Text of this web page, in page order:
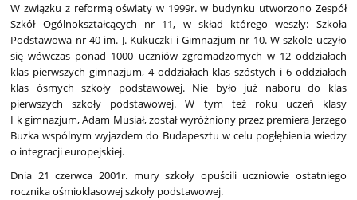
W związku z reformą oświaty w 1999r. w budynku utworzono Zespół
Szkół Ogólnokształcących nr 11, w skład którego weszły: Szkoła
Podstawowa nr 40 im. J. Kukuczki i Gimnazjum nr 10. W szkole uczyło
się wówczas ponad 1000 uczniów zgromadzomych w 12 oddziałach
klas pierwszych gimnazjum, 4 oddziałach klas szóstych i 6 oddziałach
klas ósmych szkoły podstawowej. Nie było już naboru do klas
pierwszych szkoły podstawowej. W tym też roku uczeń klasy
I k gimnazjum, Adam Musiał, został wyróżniony przez premiera Jerzego
Buzka wspólnym wyjazdem do Budapesztu w celu pogłębienia wiedzy
o integracji europejskiej.
Dnia 21 czerwca 2001r. mury szkoły opuścili uczniowie ostatniego
rocznika ośmioklasowej szkoły podstawowej.